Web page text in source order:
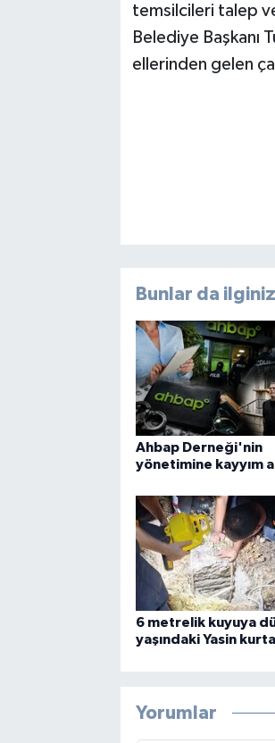
temsilcileri talep
Belediye Başkanı
ellerinden gelen
Bunlar da
Ahbap Derneği'nin
yönetimine kayyım
6 metrelik kuyuya
yaşındaki Yasin
Yorumlar